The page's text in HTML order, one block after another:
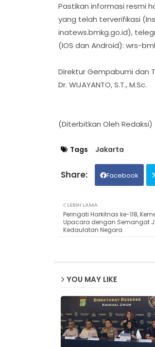
Pastikan informasi resmi
yang telah terverifikasi
inatews.bmkg.go.id),
(IOS dan Android): wrs-
Direktur Gempabumi dan
Dr. WIJAYANTO, S.T., M.Sc.
(Diterbitkan Oleh Redaksi)
Tags Jakarta
Facebook
LEBIH LAMA
Peringati Harkitnas ke-118,
Upacara dengan Semangat
Kedaulatan Negara
YOU MAY LIKE